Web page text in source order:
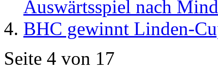
Auswärtsspiel nach
BHC gewinnt Linden-
Seite 4 von 17